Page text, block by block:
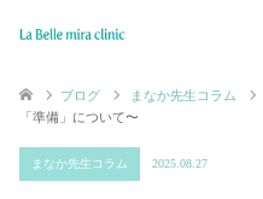
ブログ まなか先生コラム
「準備」について〜
まなか先生コラム 2025.08.27